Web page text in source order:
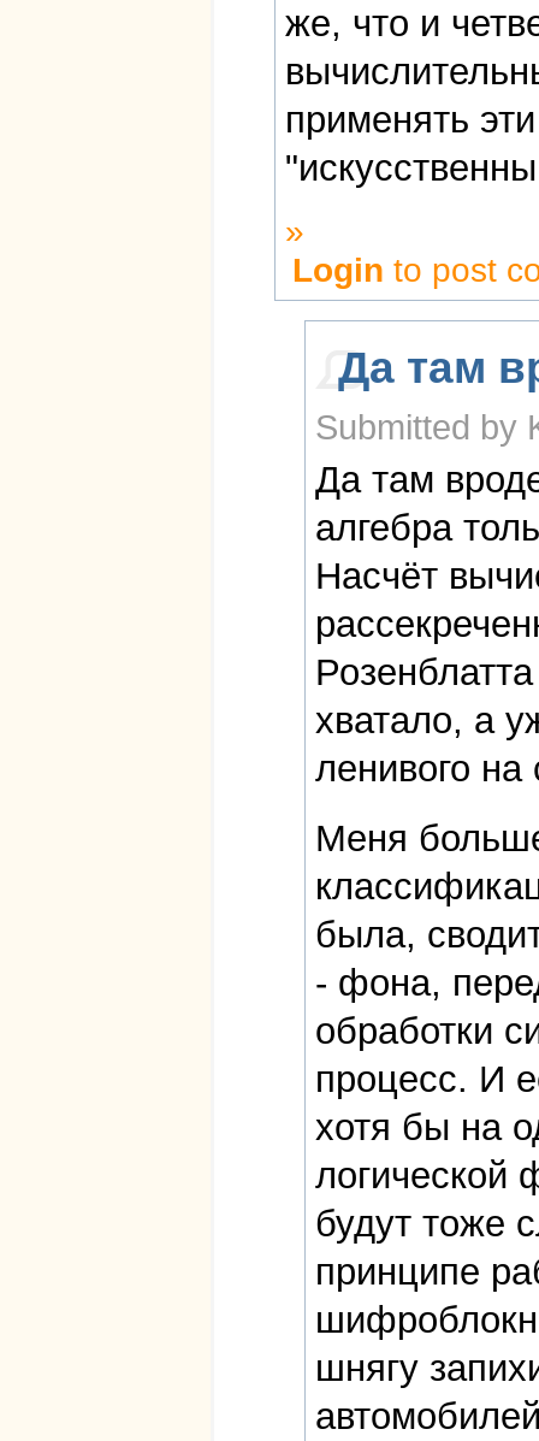
же, что и
применять
»
Login to post
Да там
Submitted by
Да там
алгебра
Насчёт
хватало, а
ленивого на
Меня
была,
- фона,
обработки
процесс. И
хотя бы на
логической
будут тоже
принципе
шнягу